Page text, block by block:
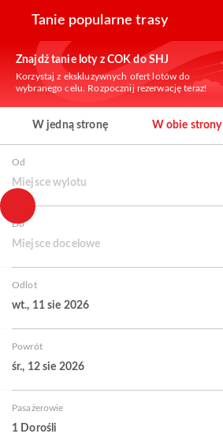
Tanie popularne trasy
Znajdź tanie loty z COK do SHJ
Korzystaj z ekskluzywnych ofert lotów do
wybranego celu. Rozpocznij rezerwację teraz!
W jedną stronę W obie strony
Od
Miejsce wylotu
Do
Miejsce docelowe
Odlot
wt., 11 sie 2026
Powrót
śr., 12 sie 2026
Pasażerowie
1 Dorośli